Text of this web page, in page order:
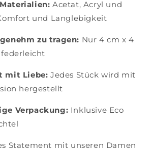
Acetat, Acryl und
und Langlebigkeit
zu tragen: Nur 4 cm x 4
mit Liebe: Jedes Stück wird mit
hergestellt
Verpackung: Inklusive Eco
Statement mit unseren Damen